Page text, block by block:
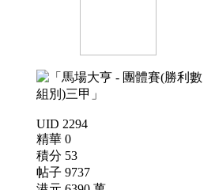
UID 2294
精華 0
積分 53
帖子 9737